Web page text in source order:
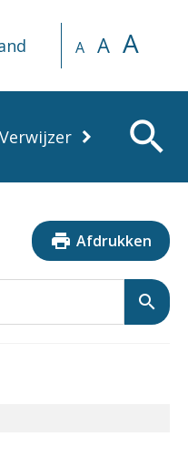
A A A
Verwijzer search
print Afdrukken
search